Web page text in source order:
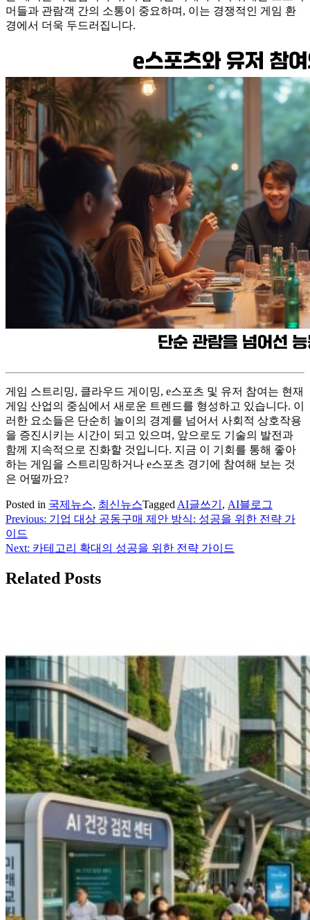
머들과 관람객 간의 소통이 중요하며, 이는 경쟁적인 게임 환
경에서 더욱 두드러집니다.
게임 스트리밍, 클라우드 게이밍, e스포츠 및 유저 참여는 현재
게임 산업의 중심에서 새로운 트렌드를 형성하고 있습니다. 이
러한 요소들은 단순히 놀이의 경계를 넘어서 사회적 상호작용
을 증진시키는 시간이 되고 있으며, 앞으로도 기술의 발전과
함께 지속적으로 진화할 것입니다. 지금 이 기회를 통해 좋아
하는 게임을 스트리밍하거나 e스포츠 경기에 참여해 보는 것
은 어떨까요?
Posted in 국제뉴스, 최신뉴스Tagged AI글쓰기 , AI블로그
글
탐
Previous: 기업 대상 공동구매 제안 방식: 성공을 위한 전략 가
이드
Next: 카테고리 확대의 성공을 위한 전략 가이드
Related Posts